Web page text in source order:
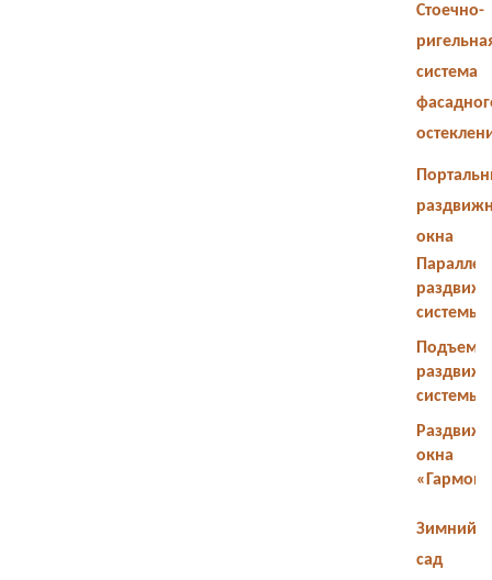
Стоечно-
система
окна
системы
системы
окна
Зимний
сад